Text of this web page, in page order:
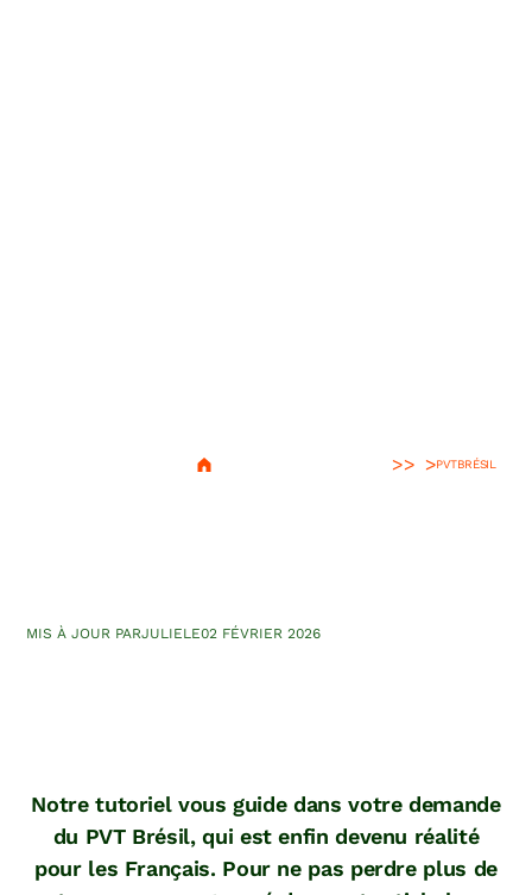
> PVTBRÉSIL
MIS À JOUR PARJULIELE02 FÉVRIER 2026
Notre tutoriel vous guide dans votre demande
du PVT Brésil, qui est enfin devenu réalité
pour les Français. Pour ne pas perdre plus de